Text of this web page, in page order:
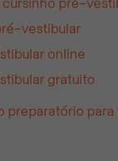
pré-
vestibular
online
gratuito
preparatório para